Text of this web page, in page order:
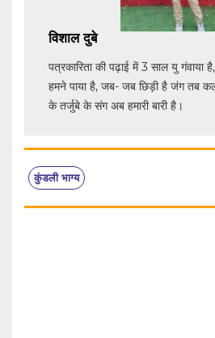
विशाल दुबे
पत्रकारिता की पढ़ाई में 3 साल यु
हमने पाया है, जब- जब छिड़ी है जंग तब
के तर्जुबे के संग अब हमारी बारी है।
कुंडली भाग्य